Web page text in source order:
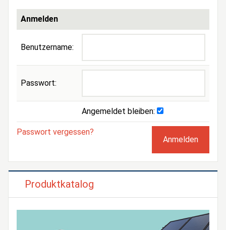
Anmelden
Benutzername:
Passwort:
Angemeldet bleiben:
Passwort vergessen?
Produktkatalog